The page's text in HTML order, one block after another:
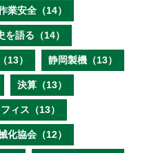
業安全（14）
を語る（14）
13） 静岡製機（13）
決算（13）
ィス（13）
化協会（12）